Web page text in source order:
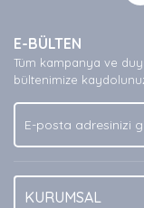
Ürün
Ürün
Ürün fiyatı
Bu ürüne
E-BÜLTEN
Tüm kampanya ve
bültenimize
KURUMSAL